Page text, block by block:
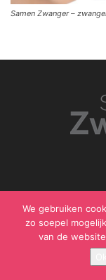
Samen Zwanger –
© Samen
We gebruiken
zo soepel
van de